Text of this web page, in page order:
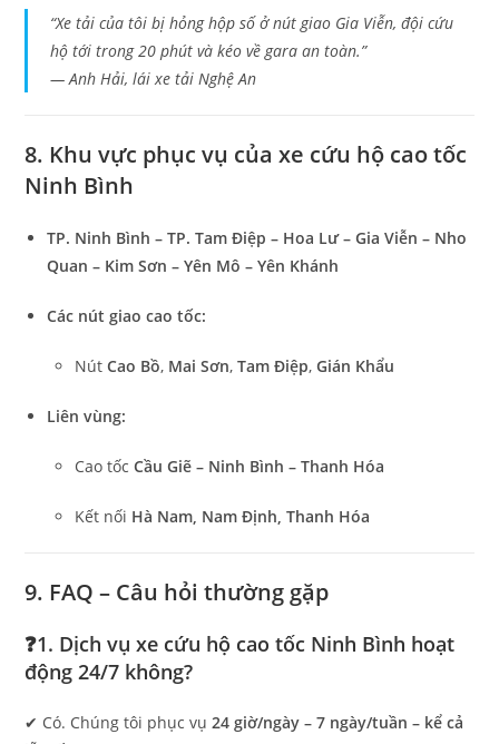
“Xe tải của tôi bị hỏng hộp số ở nút giao Gia Viễn, đội cứu
hộ tới trong 20 phút và kéo về gara an toàn.”
—Anh Hải, lái xe tải Nghệ An
8. Khu vực phục vụ của xe cứu hộ cao tốc
Ninh Bình
TP. Ninh Bình – TP. Tam Điệp – Hoa Lư – Gia Viễn – Nho
Quan – Kim Sơn – Yên Mô – Yên Khánh
Các nút giao cao tốc:
NútCao Bồ, Mai Sơn,Tam Điệp,Gián Khẩu
Liên vùng:
Cao tốcCầu Giẽ – Ninh Bình – Thanh Hóa
Kết nối Hà Nam, Nam Định, Thanh Hóa
9. FAQ – Câu hỏi thường gặp
❓1. Dịch vụ xe cứu hộ cao tốc Ninh Bình hoạt
động 24/7 không?
✔ Có. Chúng tôi phục vụ24 giờ/ngày – 7 ngày/tuần – kể cả